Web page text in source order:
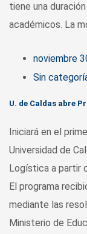
tiene una
académicos. La
noviembre
Sin
U. de Caldas abre
Iniciará en el
Universidad de
Logística a partir
El programa
mediante las
Ministerio de